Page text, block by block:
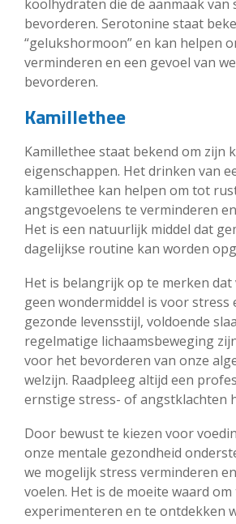
koolhydraten die de aanmaak van
bevorderen. Serotonine staat
“gelukshormoon” en kan helpen
verminderen en een gevoel van
bevorderen.
Kamillethee
Kamillethee staat bekend om zijn
eigenschappen. Het drinken van
kamillethee kan helpen om tot
angstgevoelens te verminderen
Het is een natuurlijk middel dat
dagelijkse routine kan worden
Het is belangrijk op te merken dat
geen wondermiddel is voor stress
gezonde levensstijl, voldoende
regelmatige lichaamsbeweging
voor het bevorderen van onze
welzijn. Raadpleeg altijd een
ernstige stress- of angstklachten
Door bewust te kiezen voor
onze mentale gezondheid
we mogelijk stress verminderen
voelen. Het is de moeite waard om
experimenteren en te ontdekken